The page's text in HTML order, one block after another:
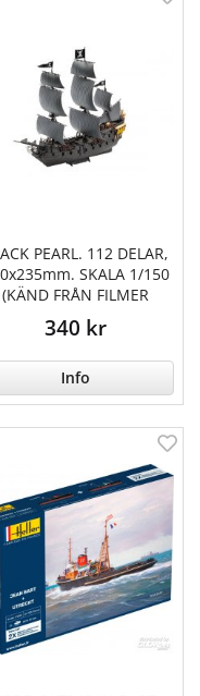
PEARL. 112 DELAR,
SKALA 1/150
(KÄND FRÅN FILMER
340 kr
Info